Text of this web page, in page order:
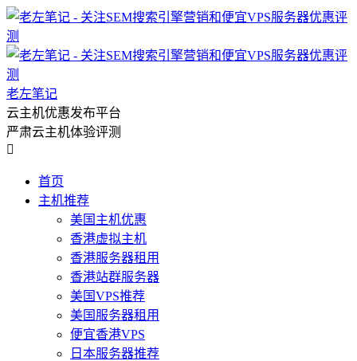
老左笔记
云主机优惠发布平台
严肃云主机体验评测

首页
主机推荐
美国主机优惠
香港虚拟主机
香港服务器租用
香港站群服务器
美国VPS推荐
美国服务器租用
便宜香港VPS
日本服务器推荐